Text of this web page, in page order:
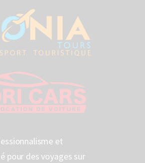
et
pour des voyages sur